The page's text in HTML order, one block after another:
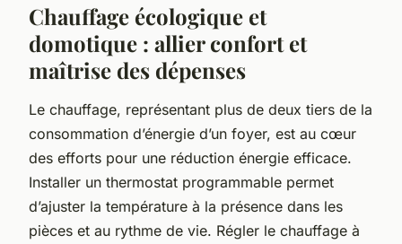
Chauffage écologique et
domotique : allier confort et
maîtrise des dépenses
Le chauffage, représentant plus de deux tiers de la
consommation d’énergie d’un foyer, est au cœur
des efforts pour une réduction énergie efficace.
Installer un thermostat programmable permet
d’ajuster la température à la présence dans les
pièces et au rythme de vie. Régler le chauffage à